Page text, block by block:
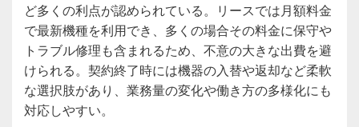
ど多くの利点が認められている。リースでは月額料金
で最新機種を利用でき、多くの場合その料金に保守や
トラブル修理も含まれるため、不意の大きな出費を避
けられる。契約終了時には機器の入替や返却など柔軟
な選択肢があり、業務量の変化や働き方の多様化にも
対応しやすい。